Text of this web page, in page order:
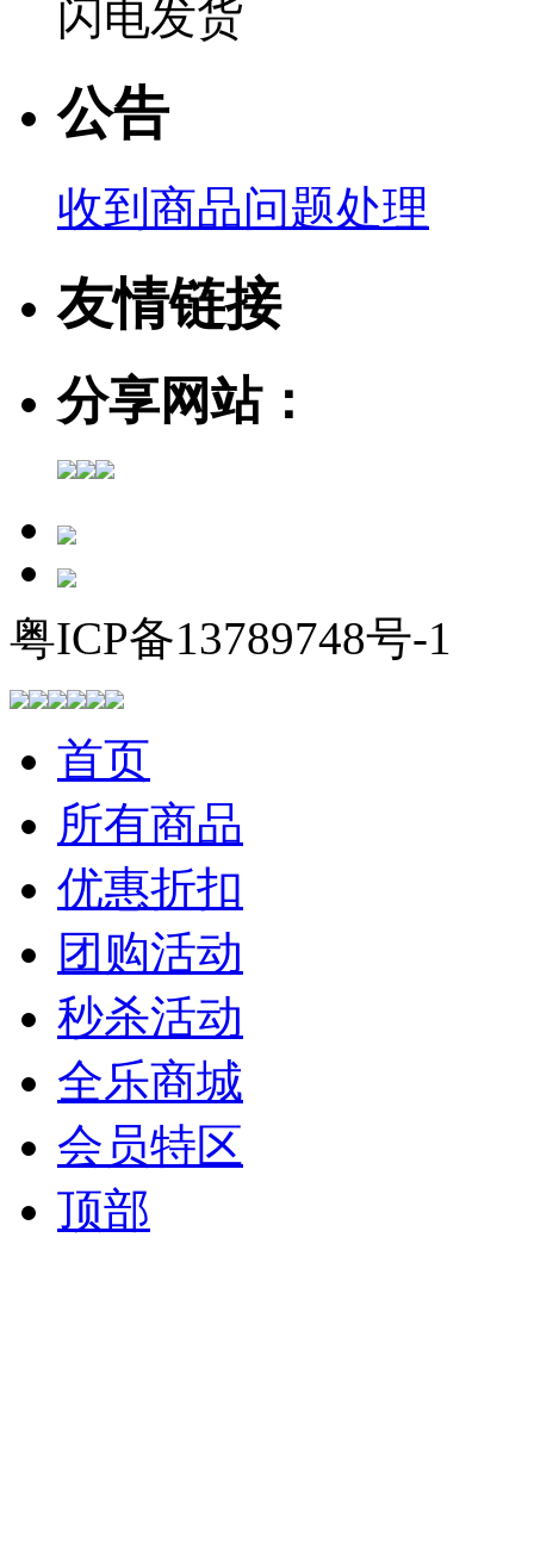
闪电发货
公告
收到商品问题处理
友情链接
分享网站：
粤ICP备13789748号-1
首页
所有商品
优惠折扣
团购活动
秒杀活动
全乐商城
会员特区
顶部